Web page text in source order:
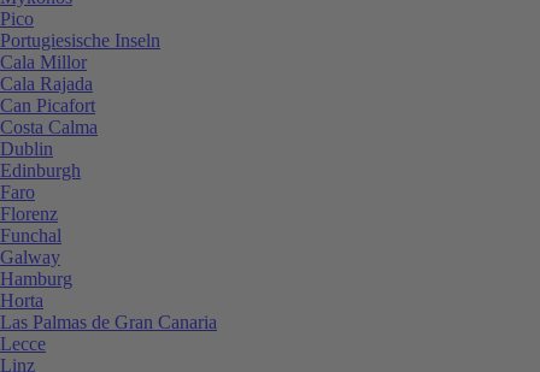
Pico
Portugiesische Inseln
Cala Millor
Cala Rajada
Can Picafort
Costa Calma
Dublin
Edinburgh
Faro
Florenz
Funchal
Galway
Hamburg
Horta
Las Palmas de Gran Canaria
Lecce
Linz